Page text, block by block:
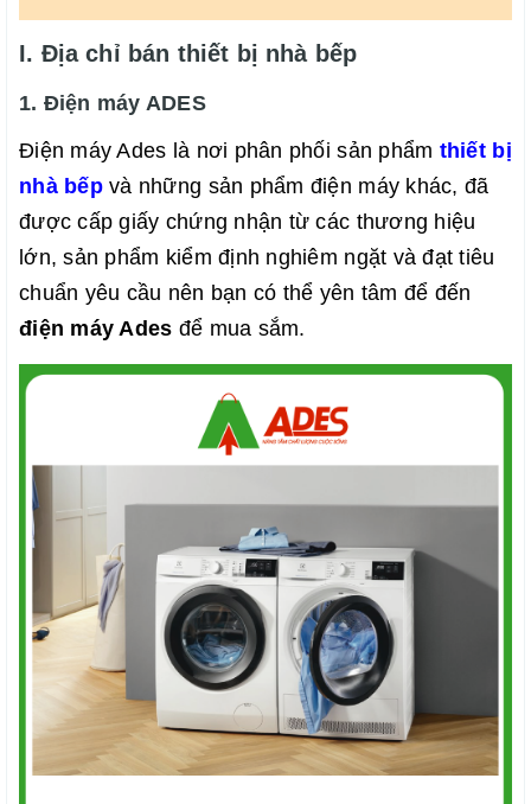
I. Địa chỉ bán thiết bị nhà bếp
1. Điện máy ADES
Điện máy Ades là nơi phân phối sản phẩm thiết bị
nhà bếpvà những sản phẩm điện máy khác, đã
được cấp giấy chứng nhận từ các thương hiệu
lớn, sản phẩm kiểm định nghiêm ngặt và đạt tiêu
chuẩn yêu cầu nên bạn có thể yên tâm để đến
điện máy Ades để mua sắm.